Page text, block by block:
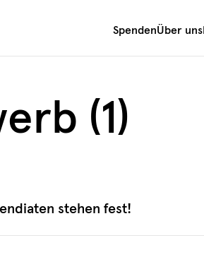
SpendenÜber uns
(1)
stehen fest!